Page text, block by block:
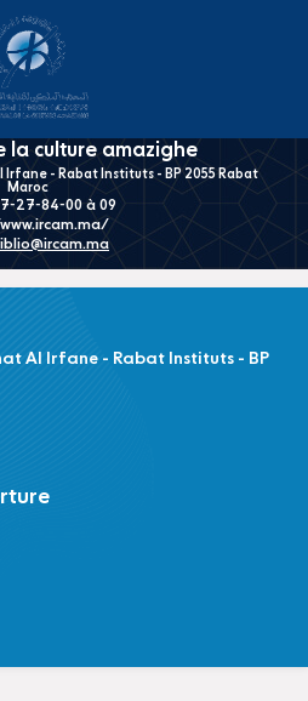
la culture amazighe
Irfane - Rabat Instituts - BP 2055 Rabat
Maroc
27-84-00 à 09
Al Irfane - Rabat Instituts - BP